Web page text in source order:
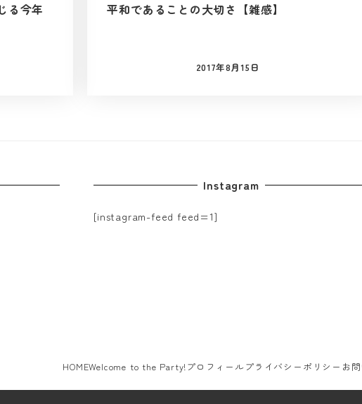
る今年
平和であることの大切さ【雑感】
投稿日
2017年8月15日
Instagram
[instagram-feed feed=1]
HOMEWelcome to the Party! プロフィールプライバシーポリシー お